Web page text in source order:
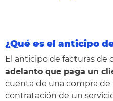
¿Qué es el anticipo
El anticipo de facturas de
adelanto que paga un
cuenta de una compra
contratación de un